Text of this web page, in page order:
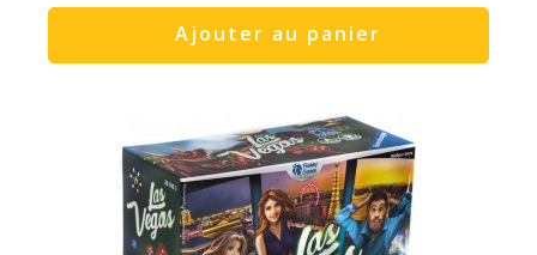
Ajouter au panier